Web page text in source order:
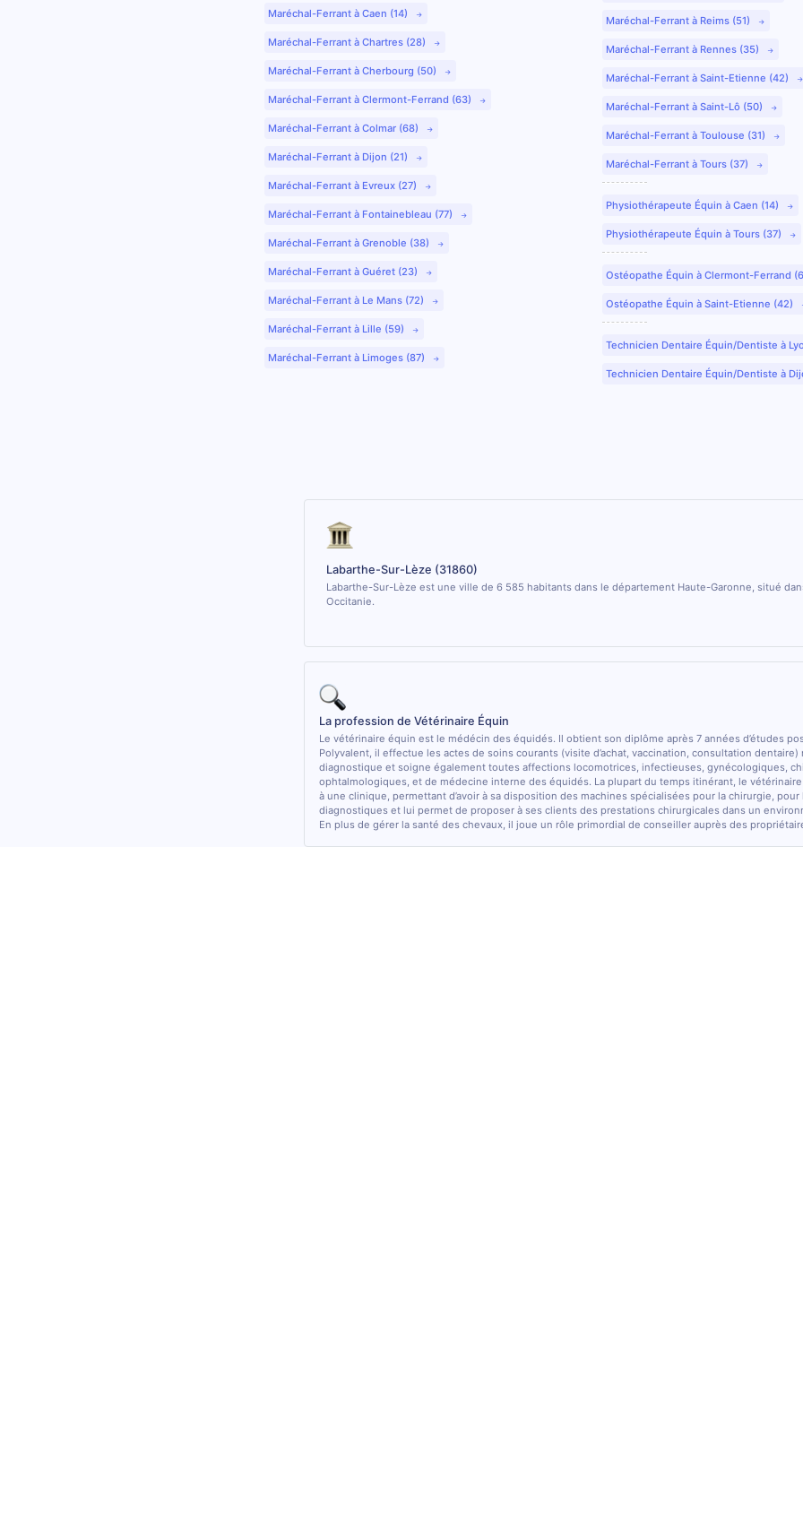
Maréchal-Ferrant à Caen (14)
Maréchal-Ferrant à Chartres (28)
Maréchal-Ferrant à Cherbourg (50)
Maréchal-Ferrant à Clermont-Ferrand (63)
Maréchal-Ferrant à Colmar (68)
Maréchal-Ferrant à Dijon (21)
Maréchal-Ferrant à Evreux (27)
Maréchal-Ferrant à Fontainebleau (77)
Maréchal-Ferrant à Grenoble (38)
Maréchal-Ferrant à Guéret (23)
Maréchal-Ferrant à Le Mans (72)
Maréchal-Ferrant à Lille (59)
Maréchal-Ferrant à Limoges (87)
Maréchal-Ferrant à Reims (51)
Maréchal-Ferrant à Rennes (35)
Maréchal-Ferrant à Saint-Etienne (42)
Maréchal-Ferrant à Saint-Lô (50)
Maréchal-Ferrant à Toulouse (31)
Maréchal-Ferrant à Tours (37)
Physiothérapeute Équin à Caen (14)
Physiothérapeute Équin à Tours (37)
Ostéopathe Équin à Clermont-Ferrand
Ostéopathe Équin à Saint-Etienne (42)
Technicien Dentaire Équin/Dentiste à
Technicien Dentaire Équin/Dentiste à
Labarthe-Sur-Lèze (31860)
Labarthe-Sur-Lèze est une ville de 6 585 habitants dans le département Haute-Garonne, situé
Occitanie.
La profession de Vétérinaire Équin
Le vétérinaire équin est le médécin des équidés. Il obtient son diplôme après 7 années d’études
Polyvalent, il effectue les actes de soins courants (visite d’achat, vaccination, consultation dentaire)
diagnostique et soigne également toutes affections locomotrices, infectieuses, gynécologiques,
ophtalmologiques, et de médecine interne des équidés. La plupart du temps itinérant, le
à une clinique, permettant d’avoir à sa disposition des machines spécialisées pour la chirurgie,
diagnostiques et lui permet de proposer à ses clients des prestations chirurgicales dans un
En plus de gérer la santé des chevaux, il joue un rôle primordial de conseiller auprès des